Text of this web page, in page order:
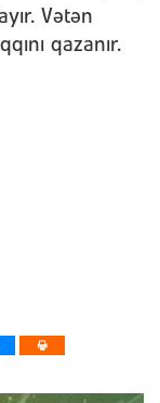
Vətən
qazanır.